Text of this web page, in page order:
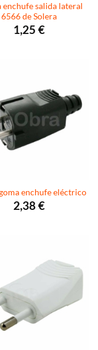
enchufe salida lateral
6566 de Solera
1,25 €
enchufe eléctrico
2,38€